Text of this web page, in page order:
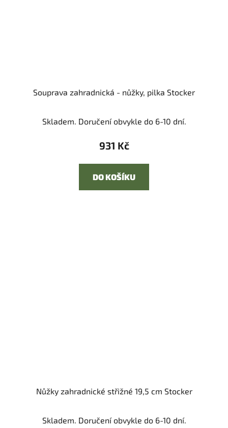
Souprava zahradnická - nůžky, pilka Stocker
Skladem. Doručení obvykle do 6-10 dní.
931 Kč
DO KOŠÍKU
Nůžky zahradnické střižné 19,5 cm Stocker
hodnocení
Skladem. Doručení obvykle do 6-10 dní.